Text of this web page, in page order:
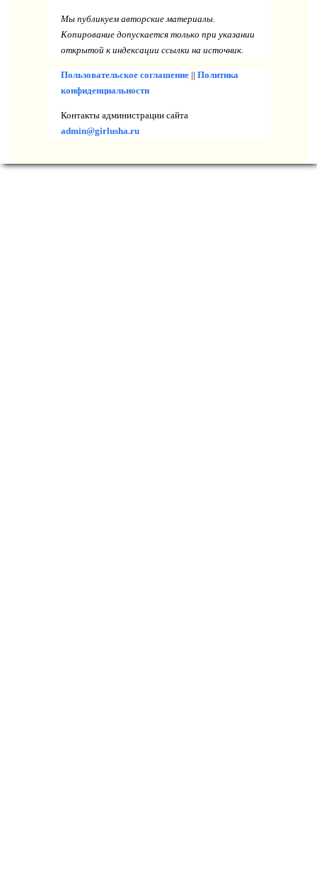
Мы публикуем авторские материалы.
Копирование допускается только при указании
открытой к индексации ссылки на источник.
Пользовательское соглашение|| Политика
конфиденциальности
Контакты администрации сайта
admin@girlusha.ru